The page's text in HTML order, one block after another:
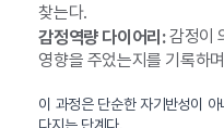
찾는다.
감정역량 다이어리:감정이
영향을 주었는지를 기록하
이 과정은 단순한 자기반성이 아